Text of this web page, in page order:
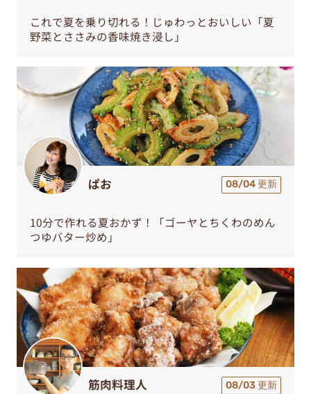
これで夏を乗り切れる！じゅわっとおいしい「夏
野菜とささみの香味焼き浸し」
ぱお 08/04 更新
10分で作れる夏おかず！「ゴーヤとちくわのめん
つゆバター炒め」
筋肉料理人 08/03 更新